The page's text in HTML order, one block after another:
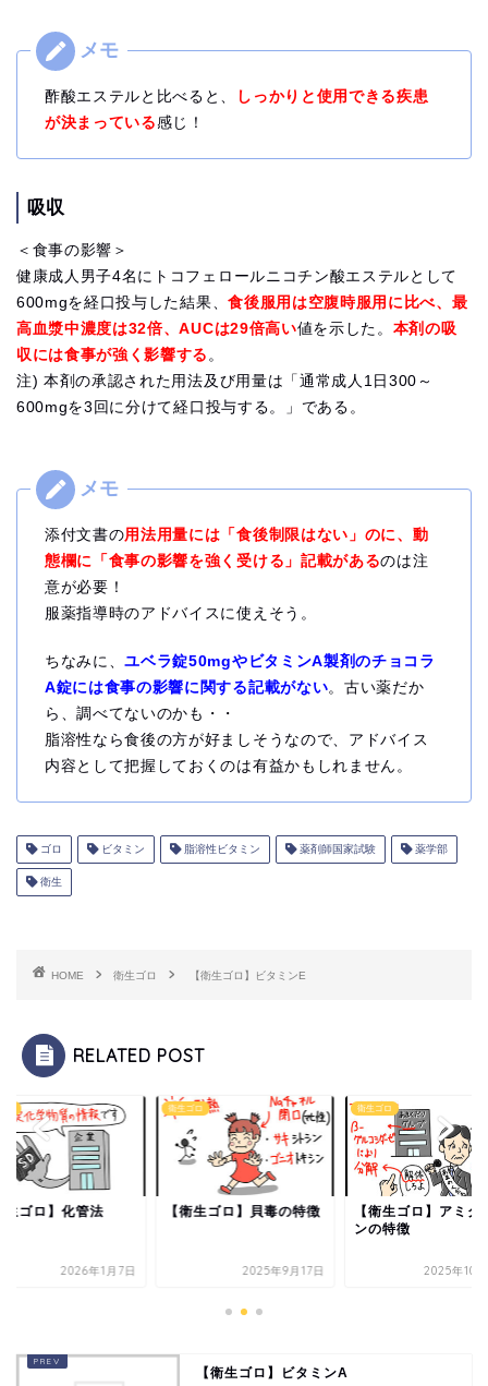
酢酸エステルと比べると、
しっかりと使用できる疾患
が決まっている感じ！
吸収
＜食事の影響＞
健康成人男子4名にトコフェロールニコチン酸エステルとして
600mgを経口投与した結果、食後服用は空腹時服用に比べ、最
高血漿中濃度は32倍、AUCは29倍高い値を示した。 本剤の吸
収には食事が強く影響する 。
注) 本剤の承認された用法及び用量は「通常成人1日300～
600mgを3回に分けて経口投与する。」である。
添付文書の用法用量には「食後制限はない」のに、動
態欄に「食事の影響を強く受ける」記載があるのは注
意が必要！
服薬指導時のアドバイスに使えそう。
ちなみに、ユベラ錠50mgやビタミンA製剤のチョコラ
A錠には食事の影響に関する記載がない。古い薬だか
ら、調べてないのかも・・
脂溶性なら食後の方が好ましそうなので、アドバイス
内容として把握しておくのは有益かもしれません。
ゴロ ビタミン 脂溶性ビタミン 薬剤師国家試験 薬学部
衛生
HOME 衛生ゴロ 【衛生ゴロ】ビタミンE
RELATED POST
生ゴロ】化管法
2026年1月7日
衛生ゴロ
【衛生ゴロ】貝毒の特徴
2025年9月17日
衛生ゴロ
【衛生ゴロ】アミグ
ンの特徴
2025年10
【衛生ゴロ】ビタミンA